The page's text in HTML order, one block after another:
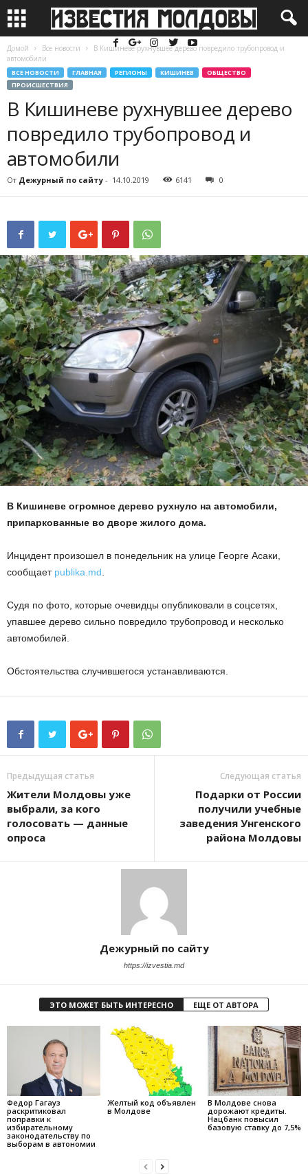
Домой Все новости
В Кишиневе рухнувшее дерево повредило трубопровод и
автомобили
ВСЕ НОВОСТИ ГЛАВНАЯ РЕГИОНЫ КИШИНЕВ
ОБЩЕСТВО
ПРОИСШЕСТВИЯ
В Кишиневе рухнувшее дерево
повредило трубопровод и
автомобили
От Дежурный по сайту - 14.10.2019 6141 0
В Кишиневе огромное дерево рухнуло на автомобили,
припаркованные во дворе жилого дома.
Инцидент произошел в понедельник на улице Георге Асаки,
сообщает publika.md
Судя по фото, которые очевидцы опубликовали в соцсетях,
упавшее дерево сильно повредило трубопровод и несколько
автомобилей.
Обстоятельства случившегося устанавливаются.
Предыдущая статья
Жители Молдовы уже
выбрали, за кого
голосовать — данные
опроса
Следующая статья
Подарки от России
получили учебные
заведения Унгенского
района Молдовы
Дежурный по сайту
https://izvestia.md
ЭТО МОЖЕТ БЫТЬ ИНТЕРЕСНО ЕЩЕ ОТ АВТОРА
Федор Гагауз
раскритиковал
поправки к
избирательному
законодательству по
выборам в автономии
Желтый код объявлен
в Молдове
В Молдове снова
дорожают кредиты.
Нацбанк повысил
базовую ставку до 7,5%